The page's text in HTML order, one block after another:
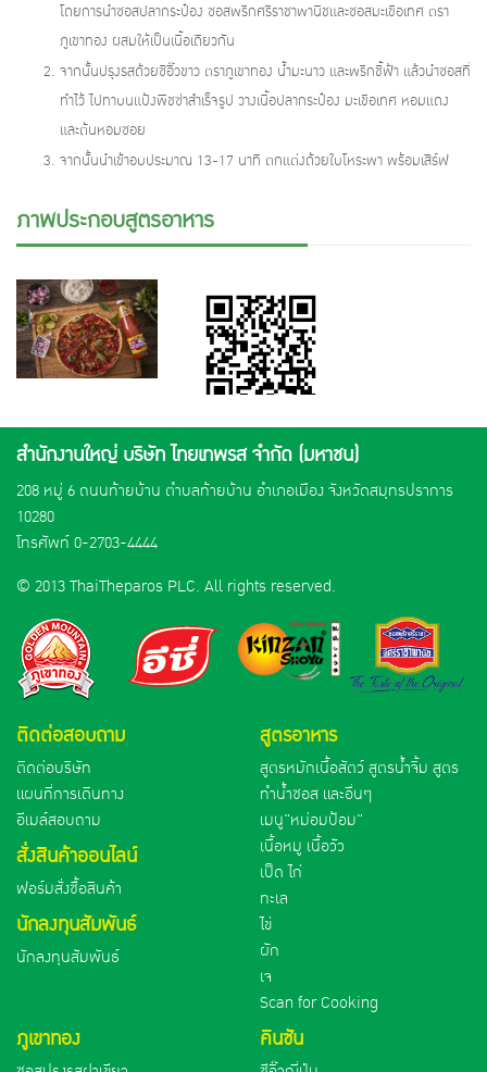
โดยการนำซอสปลากระป๋อง ซอสพริกศรีราชาพานิชและซอสมะเขือเทศ ตรา
ภูเขาทอง ผสมให้เป็นเนื้อเดียวกัน
จากนั้นปรุงรสด้วยซีอิ๊วขาว ตราภูเขาทอง น้ำมะนาว และพริกชี้ฟ้า แล้วนำซอสที่
ทำไว้ ไปทาบนแป้งพิชซ่าสำเร็จรูป วางเนื้อปลากระป๋อง มะเขือเทศ หอมแดง
และต้นหอมซอย
จากนั้นนำเข้าอบประมาณ 13-17 นาที ตกแต่งด้วยใบโหระพา พร้อมเสิร์ฟ
ภาพประกอบสูตรอาหาร
สำนักงานใหญ่ บริษัท ไทยเทพรส จำกัด (มหาชน)
208 หมู่ 6 ถนนท้ายบ้าน ตำบลท้ายบ้าน อำเภอเมือง จังหวัดสมุทรปราการ
10280
โทรศัพท์0-2703-4444
© 2013 ThaiTheparos PLC. All rights reserved.
ติดต่อสอบถาม
ติดต่อบริษัท
แผนที่การเดินทาง
อีเมล์สอบถาม
สั่งสินค้าออนไลน์
ฟอร์มสั่งซื้อสินค้า
นักลงทุนสัมพันธ์
นักลงทุนสัมพันธ์
สูตรอาหาร
สูตรหมักเนื้อสัตว์ สูตรน้ำจิ้ม สูตร
ทำน้ำซอส และอื่นๆ
เมนู"หม่อมป้อม"
เนื้อหมู เนื้อวัว
เป็ด ไก่
ทะเล
ไข่
ผัก
เจ
Scan for Cooking
ภูเขาทอง คินซัน